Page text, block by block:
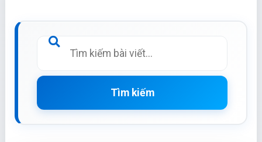
Tìm kiếm